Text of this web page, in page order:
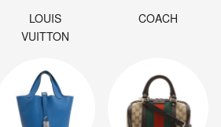
LOUIS
VUITTON
COACH